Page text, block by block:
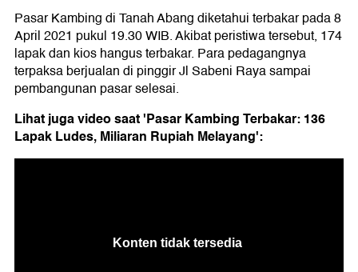
Pasar Kambing di Tanah Abang diketahui terbakar pada 8
April 2021 pukul 19.30 WIB. Akibat peristiwa tersebut, 174
lapak dan kios hangus terbakar. Para pedagangnya
terpaksa berjualan di pinggir Jl Sabeni Raya sampai
pembangunan pasar selesai.
Lihat juga video saat 'Pasar Kambing Terbakar: 136
Lapak Ludes, Miliaran Rupiah Melayang':